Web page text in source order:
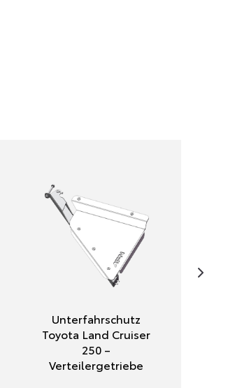
Unterfahrschutz
Toyota Land Cruiser
250 –
Verteilergetriebe